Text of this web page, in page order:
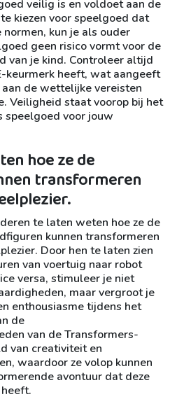
veilig is en voldoet aan de
kiezen voor speelgoed dat
kun je als ouder
geen risico vormt voor de
van je kind. Controleer altijd
keurmerk heeft, wat aangeeft
de wettelijke vereisten
Veiligheid staat voorop bij het
speelgoed voor jouw
hoe ze de
transformeren
te laten weten hoe ze de
kunnen transformeren
Door hen te laten zien
van voertuig naar robot
versa, stimuleer je niet
maar vergroot je
enthousiasme tijdens het
de
van de Transformers-
van creativiteit en
waardoor ze volop kunnen
avontuur dat deze